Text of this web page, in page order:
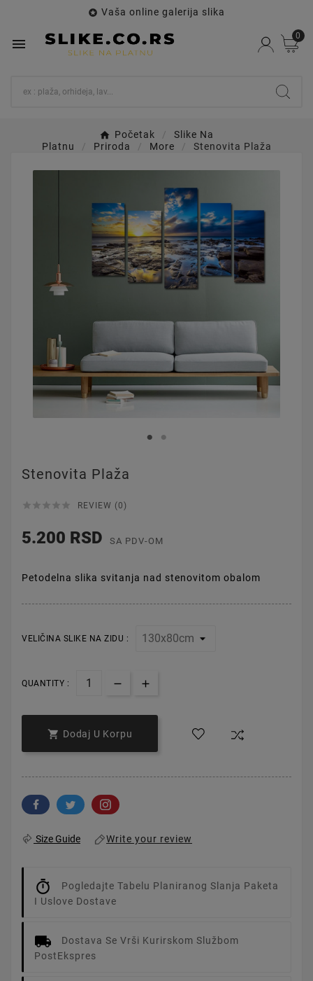
 Vaša online galerija slika

0
Početak
Slike Na
Platnu
Priroda More Stenovita Plaža
Stenovita Plaža
     REVIEW (0)
5.200 RSD SA PDV-OM
Petodelna slika svitanja nad stenovitom obalom
VELIČINA SLIKE NA ZIDU :
QUANTITY :
 Dodaj U Korpu
Size Guide Write your review
Pogledajte Tabelu Planiranog Slanja Paketa
I Uslove Dostave
Dostava Se Vrši Kurirskom Službom
PostEkspres